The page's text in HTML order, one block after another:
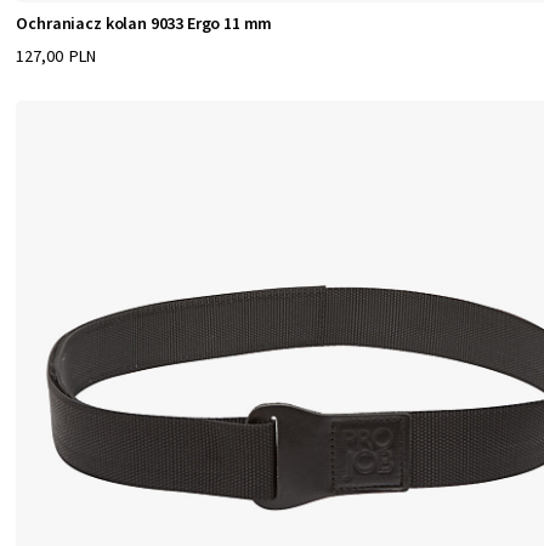
Ochraniacz kolan 9033 Ergo 11 mm
127,00 PLN